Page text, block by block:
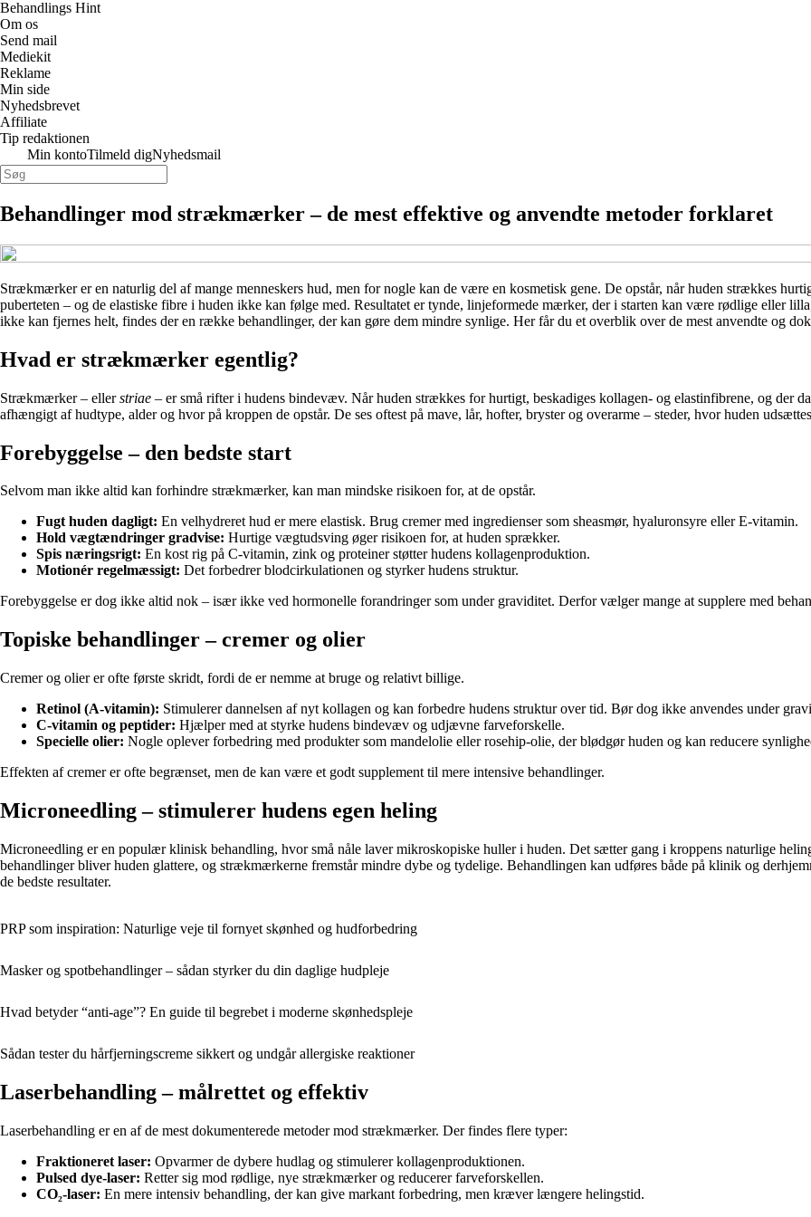
Behandlings Hint
Om os
Send mail
Mediekit
Reklame
Min side
Nyhedsbrevet
Affiliate
Tip redaktionen
Min kontoTilmeld digNyhedsmail
Behandlinger mod strækmærker – de mest effektive og anvendte metoder forklaret
Strækmærker er en naturlig del af mange menneskers hud, men for nogle kan de være en kosmetisk gene. De opstår, når huden strækkes
puberteten – og de elastiske fibre i huden ikke kan følge med. Resultatet er tynde, linjeformede mærker, der i starten kan være rødlige eller
ikke kan fjernes helt, findes der en række behandlinger, der kan gøre dem mindre synlige. Her får du et overblik over de mest anvendte og
Hvad er strækmærker egentlig?
Strækmærker – ellerstriae – er små rifter i hudens bindevæv. Når huden strækkes for hurtigt, beskadiges kollagen- og elastinfibrene, og der
afhængigt af hudtype, alder og hvor på kroppen de opstår. De ses oftest på mave, lår, hofter, bryster og overarme – steder, hvor huden
Forebyggelse – den bedste start
Selvom man ikke altid kan forhindre strækmærker, kan man mindske risikoen for, at de opstår.
Fugt huden dagligt: En velhydreret hud er mere elastisk. Brug cremer med ingredienser som sheasmør, hyaluronsyre eller E-vitamin.
Hold vægtændringer gradvise: Hurtige vægtudsving øger risikoen for, at huden sprækker.
Spis næringsrigt: En kost rig på C-vitamin, zink og proteiner støtter hudens kollagenproduktion.
Motionér regelmæssigt: Det forbedrer blodcirkulationen og styrker hudens struktur.
Forebyggelse er dog ikke altid nok – især ikke ved hormonelle forandringer som under graviditet. Derfor vælger mange at supplere med
Topiske behandlinger – cremer og olier
Cremer og olier er ofte første skridt, fordi de er nemme at bruge og relativt billige.
Retinol (A-vitamin): Stimulerer dannelsen af nyt kollagen og kan forbedre hudens struktur over tid. Bør dog ikke anvendes under
C-vitamin og peptider: Hjælper med at styrke hudens bindevæv og udjævne farveforskelle.
Specielle olier: Nogle oplever forbedring med produkter som mandelolie eller rosehip-olie, der blødgør huden og kan reducere
Effekten af cremer er ofte begrænset, men de kan være et godt supplement til mere intensive behandlinger.
Microneedling – stimulerer hudens egen heling
Microneedling er en populær klinisk behandling, hvor små nåle laver mikroskopiske huller i huden. Det sætter gang i kroppens naturlige
behandlinger bliver huden glattere, og strækmærkerne fremstår mindre dybe og tydelige. Behandlingen kan udføres både på klinik og
de bedste resultater.
PRP som inspiration: Naturlige veje til fornyet skønhed og hudforbedring
Masker og spotbehandlinger – sådan styrker du din daglige hudpleje
Hvad betyder “anti-age”? En guide til begrebet i moderne skønhedspleje
Sådan tester du hårfjerningscreme sikkert og undgår allergiske reaktioner
Laserbehandling – målrettet og effektiv
Laserbehandling er en af de mest dokumenterede metoder mod strækmærker. Der findes flere typer:
Fraktioneret laser: Opvarmer de dybere hudlag og stimulerer kollagenproduktionen.
Pulsed dye-laser: Retter sig mod rødlige, nye strækmærker og reducerer farveforskellen.
CO₂-laser: En mere intensiv behandling, der kan give markant forbedring, men kræver længere helingstid.